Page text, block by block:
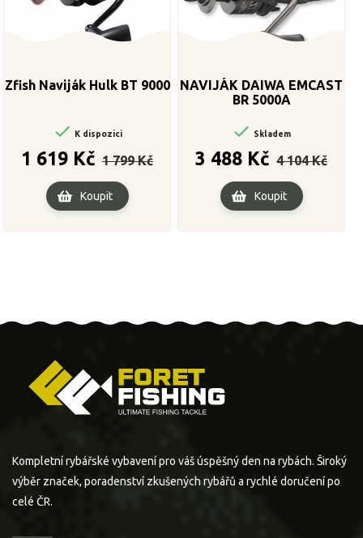
Zfish Naviják Hulk BT 9000
 K dispozici
1 619 Kč
cena
1 799 Kč
Koupit
NAVIJÁK DAIWA EMCAST
BR 5000A
 Skladem
3 488 Kč
cena
4 104 Kč
Koupit
Kompletní rybářské vybavení pro váš úspěšný den na rybách. Široký
výběr značek, poradenství zkušených rybářů a rychlé doručení po
celé ČR.